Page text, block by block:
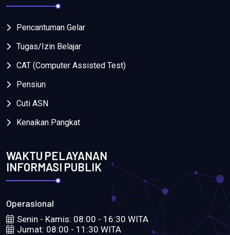
Pencantuman Gelar
Tugas/Izin Belajar
CAT (Computer Assisted Test)
Pensiun
Cuti ASN
Kenaikan Pangkat
WAKTU PELAYANAN
INFORMASI PUBLIK
Operasional
Senin - Kamis: 08:00 - 16:30 WITA
Jumat: 08:00 - 11:30 WITA